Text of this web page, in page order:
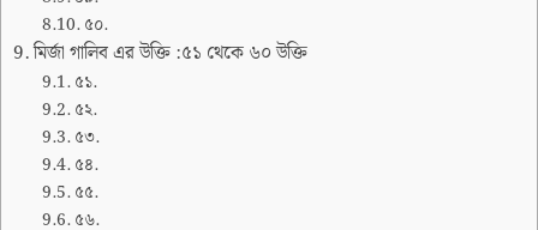
৫০.
মির্জা গালিব এর উক্তি :৫১ থেকে ৬০ উক্তি
৫১.
৫২.
৫৩.
৫৪.
৫৫.
৫৬.